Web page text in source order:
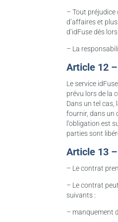
– Tout préjudice
d’affaires et
d’idFuse dès
– La
Article 12
Le service
prévu lors de la
Dans un tel cas,
fournir, dans un
l’obligation est
parties sont
Article 13
– Le contrat
– Le contrat
suivants :
– manquement